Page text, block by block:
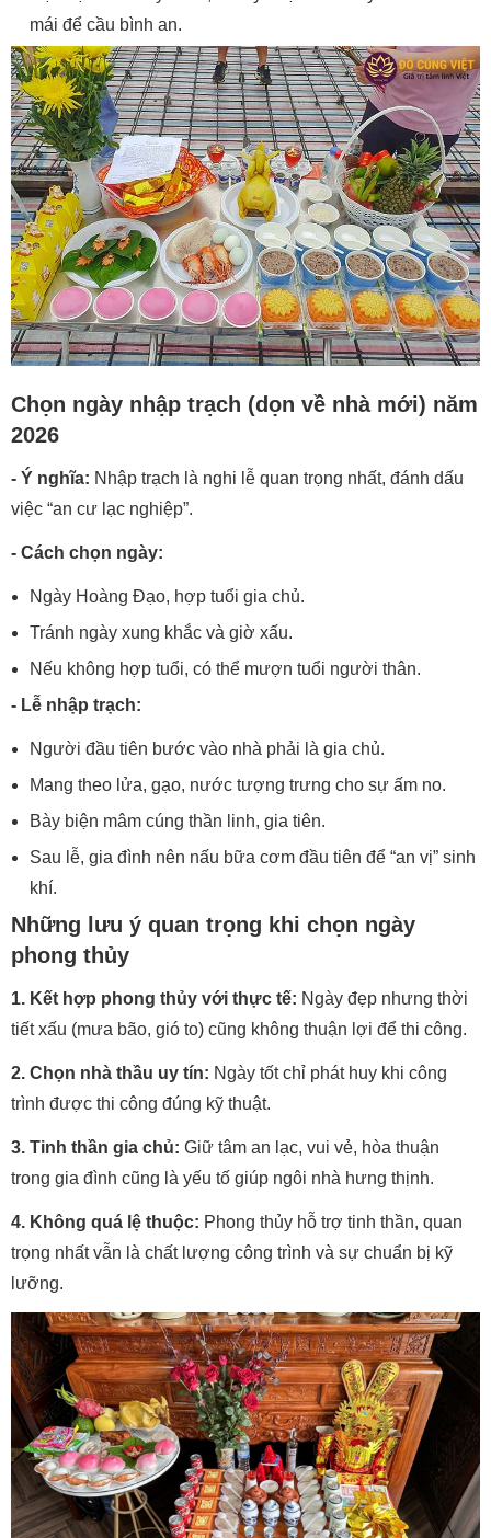
mái để cầu bình an.
Chọn ngày nhập trạch (dọn về nhà mới) năm
2026
- Ý nghĩa: Nhập trạch là nghi lễ quan trọng nhất, đánh dấu
việc “an cư lạc nghiệp”.
- Cách chọn ngày:
Ngày Hoàng Đạo, hợp tuổi gia chủ.
Tránh ngày xung khắc và giờ xấu.
Nếu không hợp tuổi, có thể mượn tuổi người thân.
- Lễ nhập trạch:
Người đầu tiên bước vào nhà phải là gia chủ.
Mang theo lửa, gạo, nước tượng trưng cho sự ấm no.
Bày biện mâm cúng thần linh, gia tiên.
Sau lễ, gia đình nên nấu bữa cơm đầu tiên để “an vị” sinh
khí.
Những lưu ý quan trọng khi chọn ngày
phong thủy
1. Kết hợp phong thủy với thực tế: Ngày đẹp nhưng thời
tiết xấu (mưa bão, gió to) cũng không thuận lợi để thi công.
2. Chọn nhà thầu uy tín: Ngày tốt chỉ phát huy khi công
trình được thi công đúng kỹ thuật.
3. Tinh thần gia chủ: Giữ tâm an lạc, vui vẻ, hòa thuận
trong gia đình cũng là yếu tố giúp ngôi nhà hưng thịnh.
4. Không quá lệ thuộc: Phong thủy hỗ trợ tinh thần, quan
trọng nhất vẫn là chất lượng công trình và sự chuẩn bị kỹ
lưỡng.